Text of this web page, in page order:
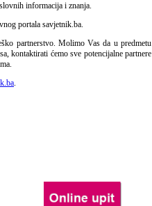
informacija i znanja.
portala savjetnik.ba.
partnerstvo. Molimo Vas da u predmetu
kontaktirati ćemo sve potencijalne partnere
.